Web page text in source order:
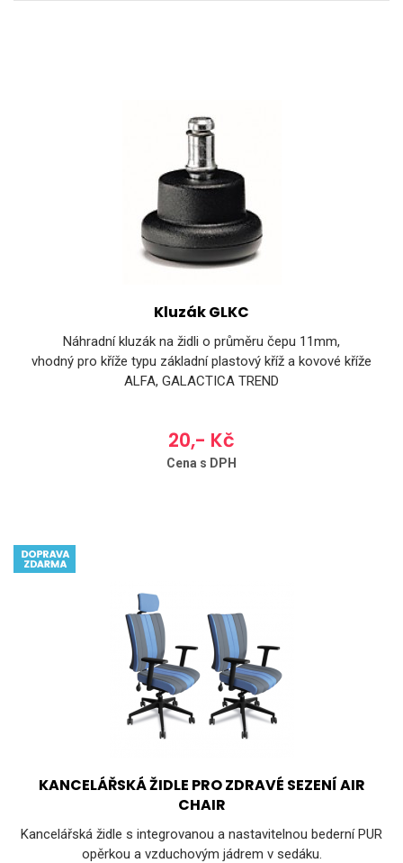
Kluzák GLKC
Náhradní kluzák na židli o průměru čepu 11mm,
vhodný pro kříže typu základní plastový kříž a kovové kříže
ALFA, GALACTICA TREND
20,- Kč
Cena s DPH
KANCELÁŘSKÁ ŽIDLE PRO ZDRAVÉ SEZENÍ AIR
CHAIR
Kancelářská židle s integrovanou a nastavitelnou bederní PUR
opěrkou a vzduchovým jádrem v sedáku.